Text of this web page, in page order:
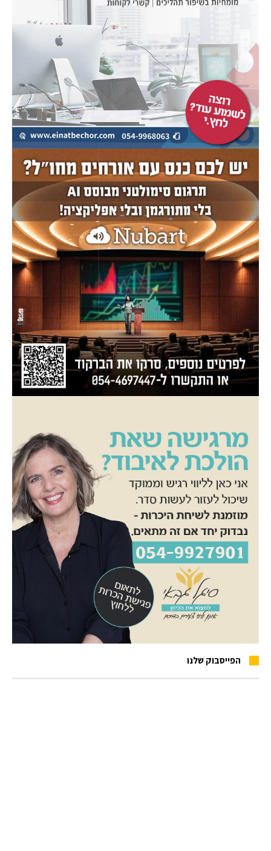
הפייסבוק שלנו